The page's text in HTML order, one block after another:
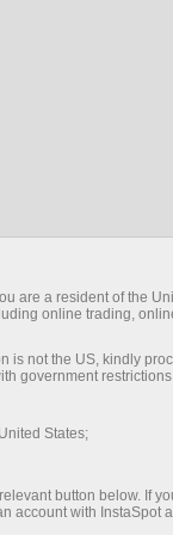
are a resident of the
online trading,
is not the US, kindly
government
States;
button below. If
account with InstaSpot